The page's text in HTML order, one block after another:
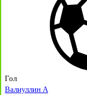
Гол
Валиуллин А